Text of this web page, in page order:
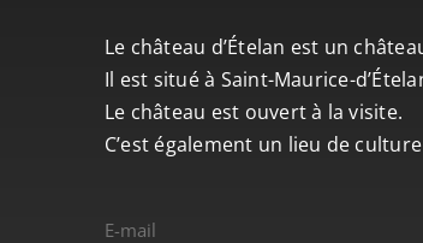
Le château d’Ételan est un
Il est situé à Saint-Maurice-
Le château est ouvert à la visite.
C’est également un lieu de
E-mail